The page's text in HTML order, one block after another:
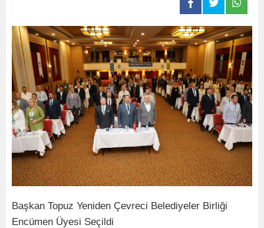
Başkan Topuz Yeniden Çevreci Belediyeler Birliği
Encümen Üyesi Seçildi